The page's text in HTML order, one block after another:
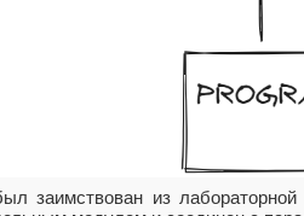
заимствован из